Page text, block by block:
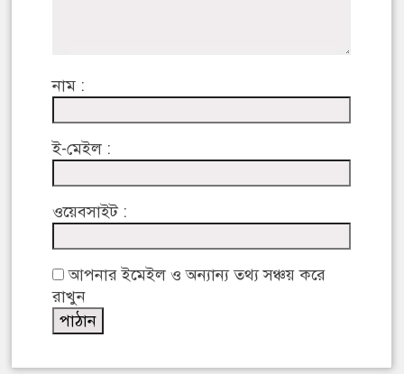
নাম :
ই-মেইল :
ওয়েবসাইট :
আপনার ইমেইল ও অন্যান্য তথ্য সঞ্চয় করে
রাখুন